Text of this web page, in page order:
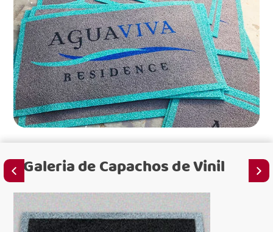
Galeria deCapachos de Vinil